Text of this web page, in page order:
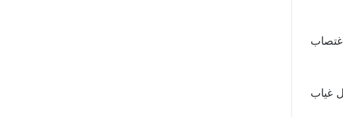
غياب